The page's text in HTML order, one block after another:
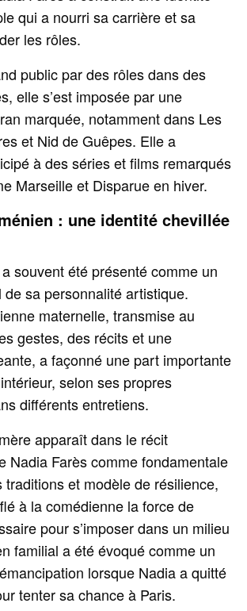
qui a nourri sa carrière et sa
les rôles.
public par des rôles dans des
elle s’est imposée par une
marquée, notamment dans Les
et Nid de Guêpes. Elle a
à des séries et films remarqués
Marseille et Disparue en hiver.
: une identité chevillée
souvent été présenté comme un
sa personnalité artistique.
maternelle, transmise au
gestes, des récits et une
a façonné une part importante
selon ses propres
différents entretiens.
apparaît dans le récit
Nadia Farès comme fondamentale
traditions et modèle de résilience,
à la comédienne la force de
pour s’imposer dans un milieu
familial a été évoqué comme un
lorsque Nadia a quitté
tenter sa chance à Paris.